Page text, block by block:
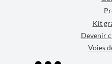
Kit
Devenir
Voies